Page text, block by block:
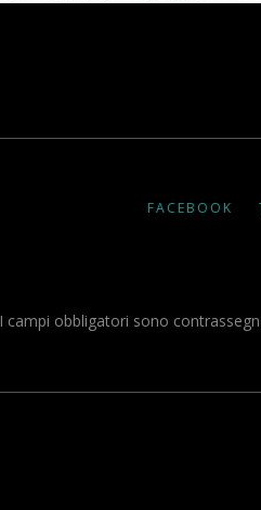
FACEBOOK
I campi obbligatori sono